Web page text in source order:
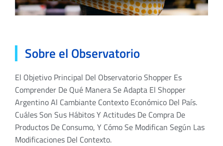
Sobre el Observatorio
El Objetivo Principal Del Observatorio Shopper Es
Comprender De Qué Manera Se Adapta El Shopper
Argentino Al Cambiante Contexto Económico Del País.
Cuáles Son Sus Hábitos Y Actitudes De Compra De
Productos De Consumo, Y Cómo Se Modifican Según Las
Modificaciones Del Contexto.